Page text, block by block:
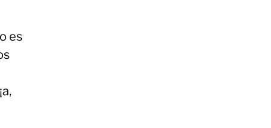
es